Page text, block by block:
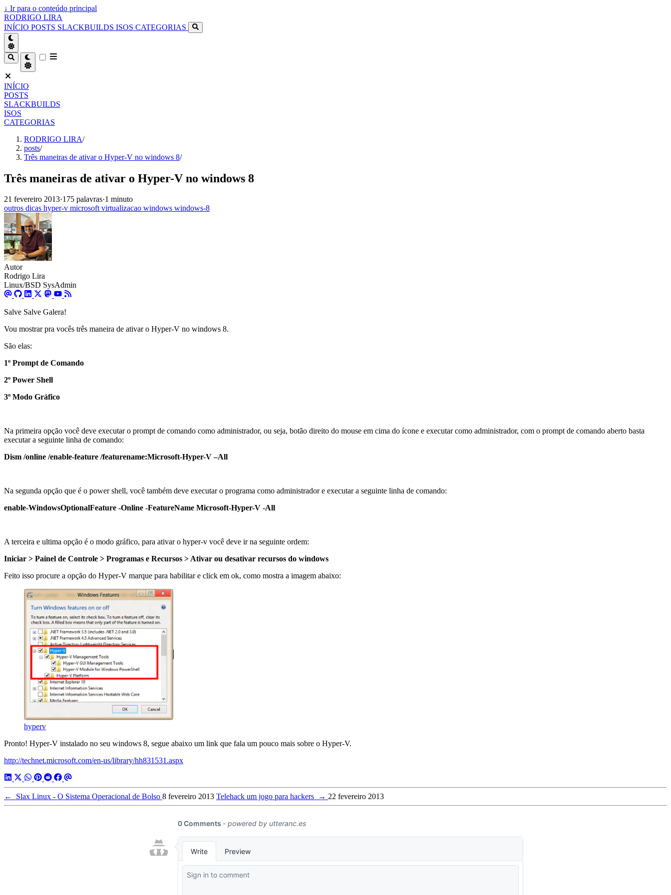
↓ Ir para o conteúdo principal
RODRIGO LIRA
INÍCIO POSTS SLACKBUILDS ISOS CATEGORIAS
INÍCIO
POSTS
SLACKBUILDS
ISOS
CATEGORIAS
RODRIGO LIRA/
posts/
Três maneiras de ativar o Hyper-V no windows 8/
Três maneiras de ativar o Hyper-V no windows 8
21 fevereiro 2013·175 palavras·1 minuto
outros dicas hyper-v microsoftvirtualizacao windows windows-8
Autor
Rodrigo Lira
Linux/BSD SysAdmin
Salve Salve Galera!
Vou mostrar pra vocês três maneira de ativar o Hyper-V no windows 8.
São elas:
1º Prompt de Comando
2º Power Shell
3º Modo Gráfico
Na primeira opção você deve executar o prompt de comando como administrador, ou seja, botão direito do mouse em cima do ícone e executar como administrador, com o prompt de comando aberto basta
executar a seguinte linha de comando:
Dism /online /enable-feature /featurename:Microsoft-Hyper-V –All
Na segunda opção que é o power shell, você também deve executar o programa como administrador e executar a seguinte linha de comando:
enable-WindowsOptionalFeature -Online -FeatureName Microsoft-Hyper-V -All
A terceira e ultima opção é o modo gráfico, para ativar o hyper-v você deve ir na seguinte ordem:
Iniciar > Painel de Controle > Programas e Recursos > Ativar ou desativar recursos do windows
Feito isso procure a opção do Hyper-V marque para habilitar e click em ok, como mostra a imagem abaixo:
hyperv
Pronto! Hyper-V instalado no seu windows 8, segue abaixo um link que fala um pouco mais sobre o Hyper-V.
http://technet.microsoft.com/en-us/library/hh831531.aspx
← Slax Linux - O Sistema Operacional de Bolso 8 fevereiro 2013 Telehack um jogo para hackers → 22 fevereiro 2013